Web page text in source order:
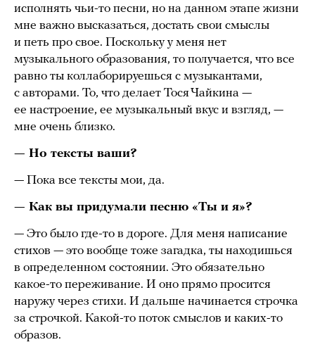
исполнять чьи-то песни, но на данном этапе жизни
мне важно высказаться, достать свои смыслы
и петь про свое. Поскольку у меня нет
музыкального образования, то получается, что все
равно ты коллаборируешься с музыкантами,
с авторами. То, что делает Тося Чайкина —
ее настроение, ее музыкальный вкус и взгляд, —
мне очень близко.
— Но тексты ваши?
— Пока все тексты мои, да.
— Как вы придумали песню «Ты и я»?
— Это было где-то в дороге. Для меня написание
стихов — это вообще тоже загадка, ты находишься
в определенном состоянии. Это обязательно
какое-то переживание. И оно прямо просится
наружу через стихи. И дальше начинается строчка
за строчкой. Какой-то поток смыслов и каких-то
образов.